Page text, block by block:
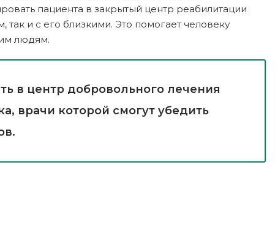
пациента в закрытый центр реабилитации
и с его близкими. Это помогает человеку
людям.
в центр добровольного лечения
врачи которой смогут убедить